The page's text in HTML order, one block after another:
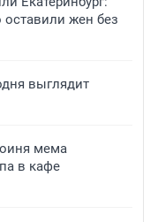
оставили жен без
выглядит
мема
в кафе